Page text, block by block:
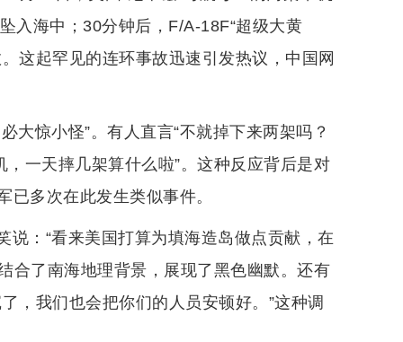
入海中；30分钟后，F/A-18F“超级大黄
这起罕见的连环事故迅速引发热议，中国网
大惊小怪”。有人直言“不就掉下来两架吗？
一天摔几架算什么啦”。这种反应背后是对
多次在此发生类似事件。
：“看来美国打算为填海造岛做点贡献，在
合了南海地理背景，展现了黑色幽默。还有
，我们也会把你们的人员安顿好。”这种调